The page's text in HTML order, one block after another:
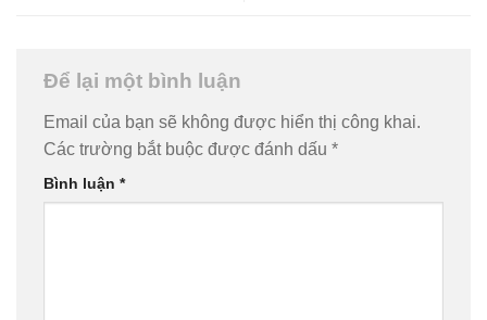
Để lại một bình luận
Email của bạn sẽ không được hiển thị công khai.
Các trường bắt buộc được đánh dấu *
Bình luận *